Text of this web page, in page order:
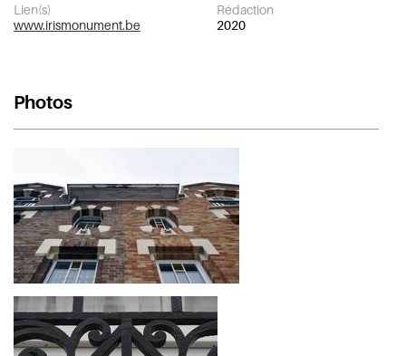
Lien(s)
www.irismonument.be
Rédaction
2020
Photos